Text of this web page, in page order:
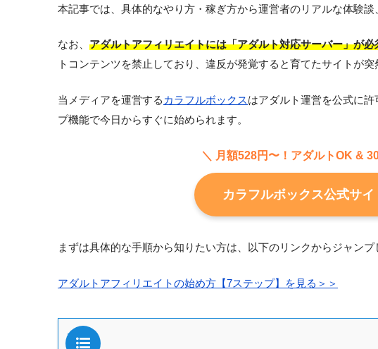
本記事では、具体的なやり方・稼ぎ方から運営者のリアルな体験談
なお、 アダルトアフィリエイトには「アダルト対応サーバー」が必
トコンテンツを禁止しており、違反が発覚すると育てたサイトが突
当メディアを運営する カラフルボックスはアダルト運営を公式に
プ機能で今日からすぐに始められます。
＼ 月額528円〜！アダルトOK &
カラフルボックス公式サ
まずは具体的な手順から知りたい方は、以下のリンクからジャンプ
アダルトアフィリエイトの始め方【7ステップ】を見る＞＞
目次